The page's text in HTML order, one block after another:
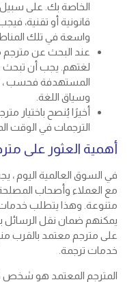
الخاصة بك. على سبيل
قانونية أو تقنية،
واسعة في تلك
عند البحث عن مترجم
لغتهم. يجب أن تبحث
المستهدفة فحسب ،
وسياق اللغة.
أخيرًا يُنصح باختيار
الترجمات في الوقت
أهمية العثور على
في السوق العالمية اليوم ،
مع العملاء وأصحاب
متنوعة. وهذا يتطلب خدمات
يمكنهم ضمان نقل الرسائل
على مترجم معتمد بالقرب
خدمات ترجمة.
المترجم المعتمد هو شخص